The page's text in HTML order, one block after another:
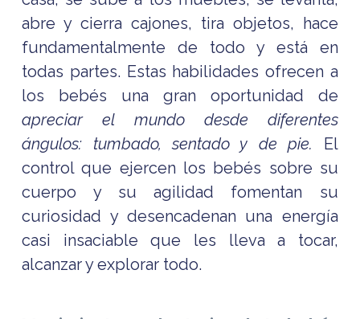
abre y cierra cajones, tira objetos, hace
fundamentalmente de todo y está en
todas partes. Estas habilidades ofrecen a
los bebés una gran oportunidad de
apreciar el mundo desde diferentes
ángulos: tumbado, sentado y de pie. El
control que ejercen los bebés sobre su
cuerpo y su agilidad fomentan su
curiosidad y desencadenan una energía
casi insaciable que les lleva a tocar,
alcanzar y explorar todo.